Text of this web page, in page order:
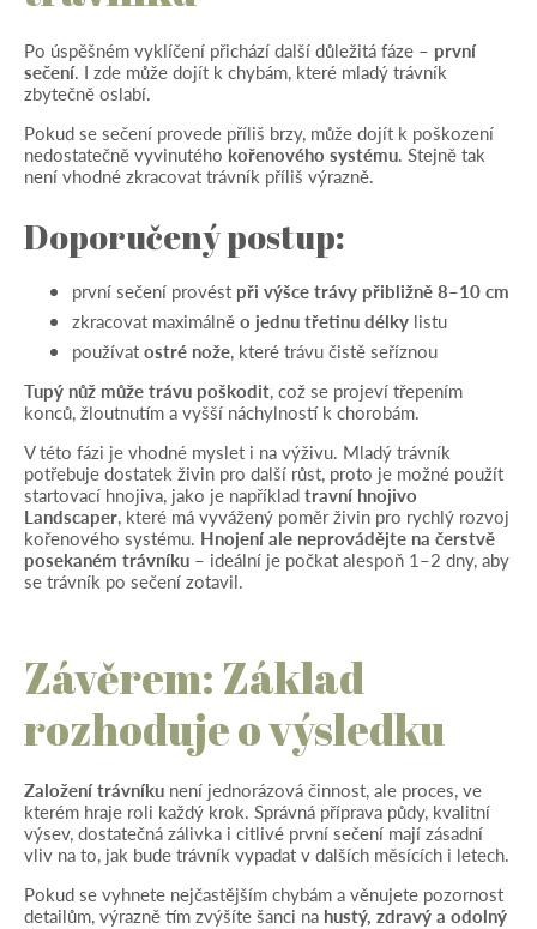
Po úspěšném vyklíčení přichází další důležitá fáze – první
sečení. I zde může dojít k chybám, které mladý trávník
zbytečně oslabí.
Pokud se sečení provede příliš brzy, může dojít k poškození
nedostatečně vyvinutého kořenového systému. Stejně tak
není vhodné zkracovat trávník příliš výrazně.
Doporučený postup:
první sečení provést při výšce trávy přibližně 8–10 cm
zkracovat maximálněo jednu třetinu délky listu
používatostré nože, které trávu čistě seříznou
Tupý nůž může trávu poškodit, což se projeví třepením
konců, žloutnutím a vyšší náchylností k chorobám.
V této fázi je vhodné myslet i na výživu. Mladý trávník
potřebuje dostatek živin pro další růst, proto je možné použít
startovací hnojiva, jako je napříkladtravní hnojivo
Landscaper, které má vyvážený poměr živin pro rychlý rozvoj
kořenového systému. Hnojení ale neprovádějte na čerstvě
posekaném trávníku – ideální je počkat alespoň 1–2 dny, aby
se trávník po sečení zotavil.
Závěrem: Základ
rozhoduje o výsledku
Založení trávníku není jednorázová činnost, ale proces, ve
kterém hraje roli každý krok. Správná příprava půdy, kvalitní
výsev, dostatečná zálivka i citlivé první sečení mají zásadní
vliv na to, jak bude trávník vypadat v dalších měsících i letech.
Pokud se vyhnete nejčastějším chybám a věnujete pozornost
detailům, výrazně tím zvýšíte šanci na hustý, zdravý a odolný